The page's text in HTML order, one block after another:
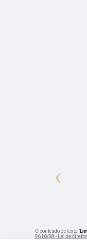
‹
O conteúdo do texto "
9610/98 - Lei de